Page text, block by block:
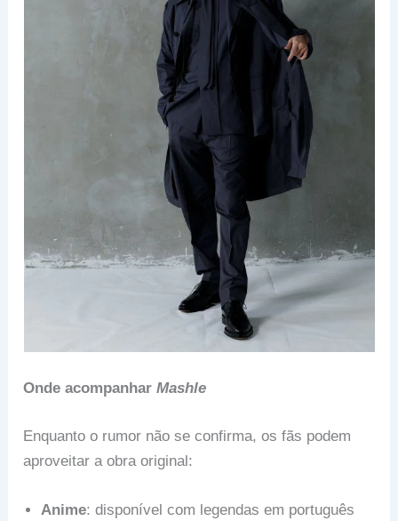
Onde acompanharMashle
Enquanto o rumor não se confirma, os fãs podem
aproveitar a obra original:
Anime: disponível com legendas em português